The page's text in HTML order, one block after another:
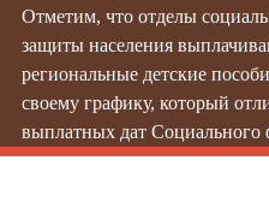
Отметим, что отделы
защиты населения
региональные детские
своему графику, который
выплатных дат Социального